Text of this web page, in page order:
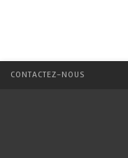
CONTACTEZ-NOUS